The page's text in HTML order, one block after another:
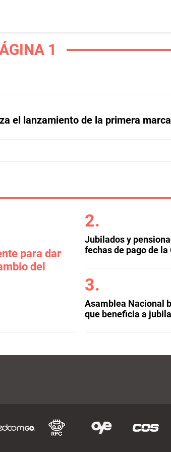
1
el lanzamiento de la primera
para dar
del
Jubilados y
fechas de pago de
Asamblea Nacional
que beneficia a